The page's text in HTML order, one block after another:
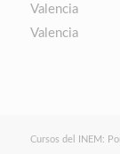
Valencia
Valencia
Cursos del INEM: